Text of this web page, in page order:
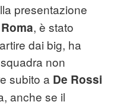
presentazione
Roma, è stato
dai big, ha
non
subito a De Rossi
anche se il